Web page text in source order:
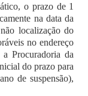
o prazo de 1
na data da
localização do
no endereço
Procuradoria da
do prazo para
de suspensão),